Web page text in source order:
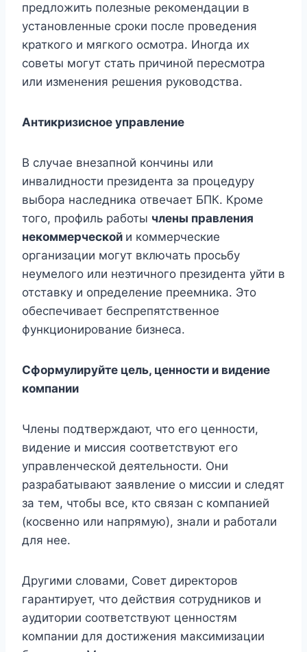
предложить полезные рекомендации в
установленные сроки после проведения
краткого и мягкого осмотра. Иногда их
советы могут стать причиной пересмотра
или изменения решения руководства.
Антикризисное управление
В случае внезапной кончины или
инвалидности президента за процедуру
выбора наследника отвечает БПК. Кроме
того, профиль работы члены правления
некоммерческой и коммерческие
организации могут включать просьбу
неумелого или неэтичного президента уйти в
отставку и определение преемника. Это
обеспечивает беспрепятственное
функционирование бизнеса.
Сформулируйте цель, ценности и видение
компании
Члены подтверждают, что его ценности,
видение и миссия соответствуют его
управленческой деятельности. Они
разрабатывают заявление о миссии и следят
за тем, чтобы все, кто связан с компанией
(косвенно или напрямую), знали и работали
для нее.
Другими словами, Совет директоров
гарантирует, что действия сотрудников и
аудитории соответствуют ценностям
компании для достижения максимизации